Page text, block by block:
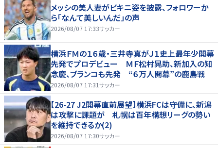
メッシの美人妻がビキニ姿を披露、フォロワーか
ら「なんて美しいんだ」の声
2026/08/07 17:33サッカー
横浜ＦＭの１６歳・三井寺真がＪ１史上最年少開幕
先発でプロデビュー ＭＦ松村晃助、新加入の知
念慶、ブランコも先発 “６万人開幕”の鹿島戦
2026/08/07 17:31サッカー
【26-27 J2開幕直前展望】横浜FCは守備に、新潟
は攻撃に課題が 札幌は百年構想リーグの勢い
を維持できるか(2)
2026/08/07 17:30サッカー